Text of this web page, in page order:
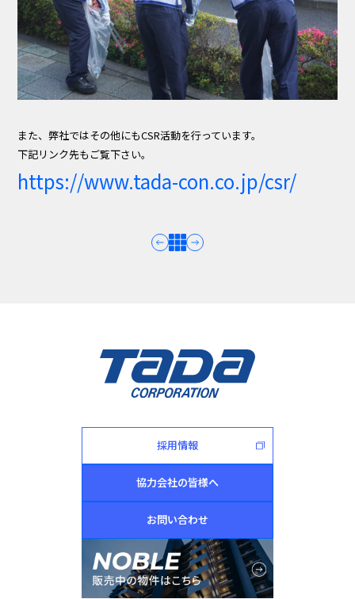
また、弊社ではその他にもCSR活動を行っています。
下記リンク先もご覧下さい。
https://www.tada-con.co.jp/csr/
採用情報
協力会社の皆様へ
お問い合わせ